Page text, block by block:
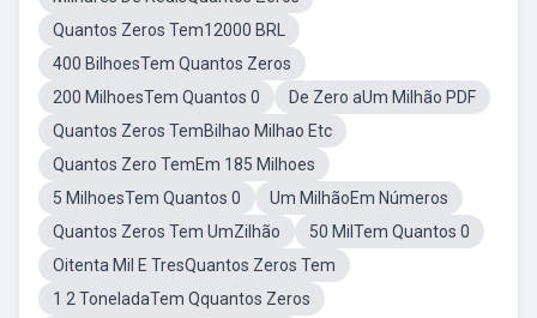
Quantos Zeros Tem12000 BRL
400 BilhoesTem Quantos Zeros
200 MilhoesTem Quantos 0
De Zero aUm Milhão PDF
Quantos Zeros TemBilhao Milhao Etc
Quantos Zero TemEm 185 Milhoes
5 MilhoesTem Quantos 0
Um MilhãoEm Números
Quantos Zeros Tem UmZilhão
50 MilTem Quantos 0
Oitenta Mil E TresQuantos Zeros Tem
1 2 ToneladaTem Qquantos Zeros